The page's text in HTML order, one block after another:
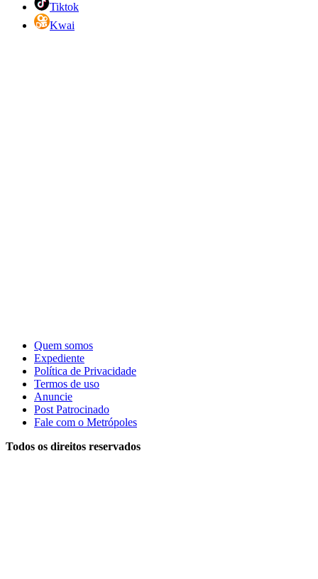
Tiktok
Kwai
Quem somos
Expediente
Política de Privacidade
Termos de uso
Anuncie
Post Patrocinado
Fale com o Metrópoles
Todos os direitos reservados